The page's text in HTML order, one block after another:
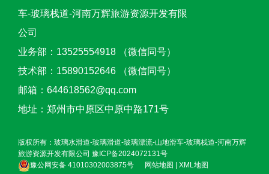
车-玻璃栈道-河南万辉旅游资源开发有限
公司
业务部：13525554918 （微信同号）
技术部：15890152646 （微信同号）
邮箱：644618562@qq.com
地址：郑州市中原区中原中路171号
版权所有：玻璃水滑道-玻璃滑道-玻璃漂流-山地滑车-玻璃栈道-河南万辉
旅游资源开发有限公司 豫ICP备2024072131号
豫公网安备 41010302003875号
网站地图 | XML地图